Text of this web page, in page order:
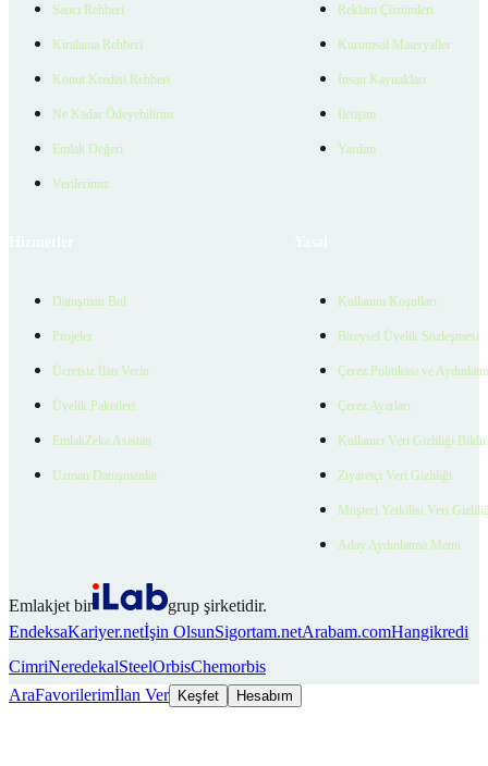
Satıcı Rehberi
Kiralama Rehberi
Konut Kredisi Rehberi
Ne Kadar Ödeyebilirim
Emlak Değeri
Verilerimiz
Reklam Çözümleri
Kurumsal Materyaller
İnsan Kaynakları
İletişim
Yardım
Danışman Bul
Projeler
Ücretsiz İlan Verin
Üyelik Paketleri
EmlakZeka Asistan
Uzman Danışmanlar
Kullanım Koşulları
Bireysel Üyelik Sözleşmesi
Çerez Politikası ve
Çerez Ayarları
Kullanıcı Veri Gizliliği
Ziyaretçi Veri Gizliliği
Müşteri Yetkilisi Veri
Aday Aydınlatma Metni
Emlakjet bir
grup şirketidir.
EndeksaKariyer.netİşin OlsunSigortam.netArabam.comHangikredi
CimriNeredekalSteelOrbisChemorbis
AraFavorilerimİlan Ver Keşfet Hesabım